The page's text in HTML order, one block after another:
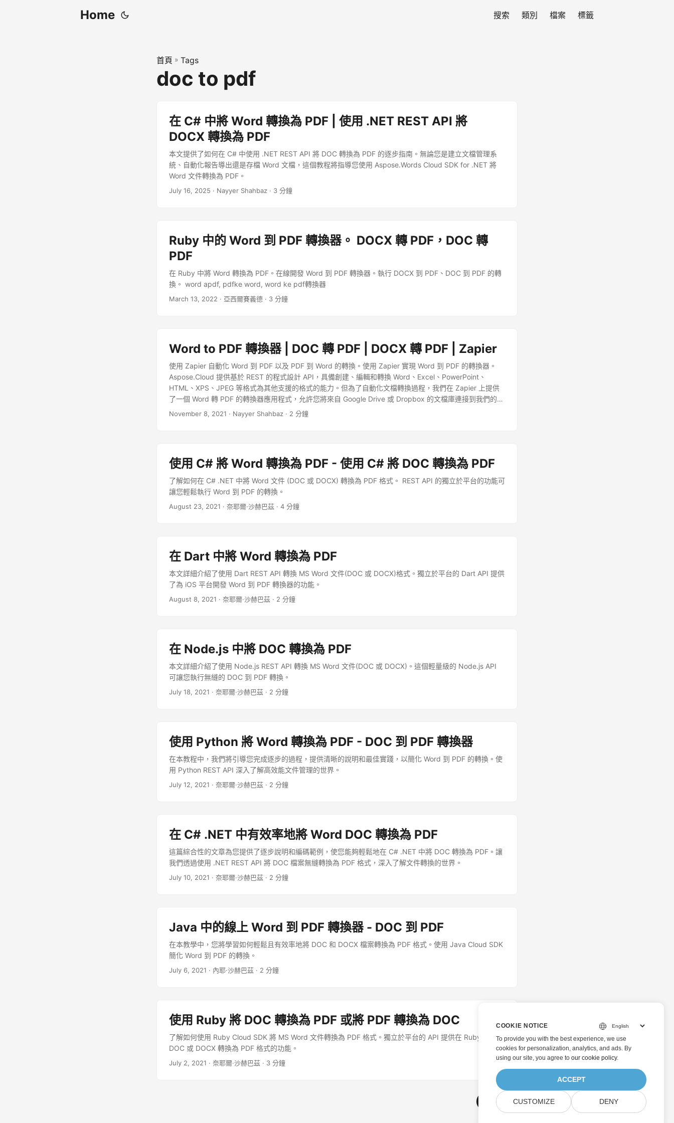
Home 搜索 類別 檔案 標籤
首頁 » Tags
doc to pdf
在 C# 中將 Word 轉換為 PDF | 使用 .NET REST API 將
DOCX 轉換為 PDF
本文提供了如何在 C# 中使用 .NET REST API 將 DOC 轉換為 PDF 的逐步指南。無論您是建立文檔管理系
統、自動化報告導出還是存檔 Word 文檔，這個教程將指導您使用 Aspose.Words Cloud SDK for .NET 將
Word 文件轉換為 PDF。
July 16, 2025 · Nayyer Shahbaz · 3 分鐘
Ruby 中的 Word 到 PDF 轉換器。 DOCX 轉 PDF，DOC 轉
PDF
在 Ruby 中將 Word 轉換為 PDF。在線開發 Word 到 PDF 轉換器。執行 DOCX 到 PDF、DOC 到 PDF 的轉
換。 word apdf, pdfke word, word ke pdf轉換器
March 13, 2022 · 亞西爾賽義德 · 3 分鐘
Word to PDF 轉換器 | DOC 轉 PDF | DOCX 轉 PDF | Zapier
使用 Zapier 自動化 Word 到 PDF 以及 PDF 到 Word 的轉換。使用 Zapier 實現 Word 到 PDF 的轉換器。
Aspose.Cloud 提供基於 REST 的程式設計 API，具備創建、編輯和轉換 Word、Excel、PowerPoint、
HTML、XPS、JPEG 等格式為其他支援的格式的能力。但為了自動化文檔轉換過程，我們在 Zapier 上提供
了一個 Word 轉 PDF 的轉換器應用程式，允許您將來自 Google Drive 或 Dropbox 的文檔庫連接到我們的文
件處理服務，並輕鬆自動化您的日常任務。因此，輸出文件將被儲存到與您的雲端訂閱帳戶相關聯的雲端儲
詳細信息。請按照以下指示完成帳戶設置過程。 登入儀表板，然後從左側選單中點擊應用程式選項。 點擊創
建新應用程序按鈕 滾動到預設儲存區域，然後單擊加號 (+) 符號 從菜單中選擇內部存儲選項 提供儲存名稱詳
細資訊，即預設儲存，並從儲存模式中選擇保留檔案一個月的選項(或根據您的喜好選擇其他任何選項) 點擊
儲存按鈕 在應用程式詳細資料部分，輸入應用程式名稱，即第一個應用程式，並提供描述(可選) 現在從選擇
預設儲存下拉選單中選擇預設儲存(創建以上)選項。 點擊儲存按鈕 現在從左側菜單中點擊檔案選項。在存儲
November 8, 2021 · Nayyer Shahbaz · 2 分鐘
使用 C# 將 Word 轉換為 PDF - 使用 C# 將 DOC 轉換為 PDF
了解如何在 C# .NET 中將 Word 文件 (DOC 或 DOCX) 轉換為 PDF 格式。 REST API 的獨立於平台的功能可
讓您輕鬆執行 Word 到 PDF 的轉換。
August 23, 2021 · 奈耶爾·沙赫巴茲 · 4 分鐘
在 Dart 中將 Word 轉換為 PDF
本文詳細介紹了使用 Dart REST API 轉換 MS Word 文件(DOC 或 DOCX)格式。獨立於平台的 Dart API 提供
了為 iOS 平台開發 Word 到 PDF 轉換器的功能。
August 8, 2021 · 奈耶爾·沙赫巴茲 · 2 分鐘
在 Node.js 中將 DOC 轉換為 PDF
本文詳細介紹了使用 Node.js REST API 轉換 MS Word 文件(DOC 或 DOCX)。這個輕量級的 Node.js API
可讓您執行無縫的 DOC 到 PDF 轉換。
July 18, 2021 · 奈耶爾·沙赫巴茲 · 2 分鐘
使用 Python 將 Word 轉換為 PDF - DOC 到 PDF 轉換器
在本教程中，我們將引導您完成逐步的過程，提供清晰的說明和最佳實踐，以簡化 Word 到 PDF 的轉換。使
用 Python REST API 深入了解高效能文件管理的世界。
July 12, 2021 · 奈耶爾·沙赫巴茲 · 2 分鐘
在 C# .NET 中有效率地將 Word DOC 轉換為 PDF
這篇綜合性的文章為您提供了逐步說明和編碼範例，使您能夠輕鬆地在 C# .NET 中將 DOC 轉換為 PDF。讓
我們透過使用 .NET REST API 將 DOC 檔案無縫轉換為 PDF 格式，深入了解文件轉換的世界。
July 10, 2021 · 奈耶爾·沙赫巴茲 · 2 分鐘
Java 中的線上 Word 到 PDF 轉換器 - DOC 到 PDF
在本教學中，您將學習如何輕鬆且有效率地將 DOC 和 DOCX 檔案轉換為 PDF 格式。使用 Java Cloud SDK
簡化 Word 到 PDF 的轉換。
July 6, 2021 · 內耶·沙赫巴茲 · 2 分鐘
使用 Ruby 將 DOC 轉換為 PDF 或將 PDF 轉換為 DOC
了解如何使用 Ruby Cloud SDK 將 MS Word 文件轉換為 PDF 格式。獨立於平台的 API 提供在 Ruby 中將
DOC 或 DOCX 轉換為 PDF 格式的功能。
July 2, 2021 · 奈耶爾·沙赫巴茲 · 3 分鐘
下一篇 »
COOKIE NOTICE
To provide you with the best experience, we use
cookies for personalization, analytics, and ads. By
using our site, you agree to our cookie policy.
ACCEPT
CUSTOMIZE DENY